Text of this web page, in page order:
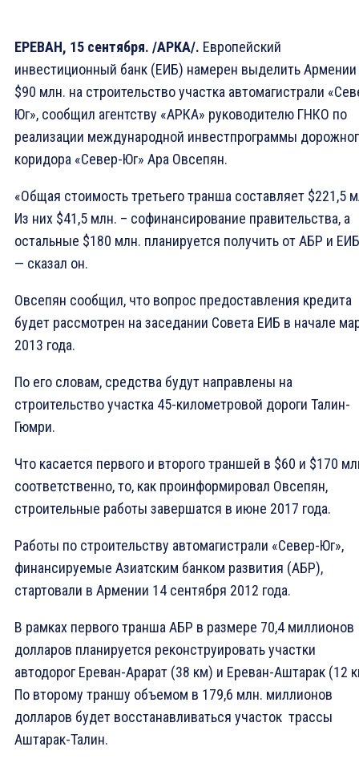
ЕРЕВАН, 15 сентября. /АРКА/. Европейский
инвестиционный банк (ЕИБ) намерен выделить Армении
$90 млн. на строительство участка автомагистрали
Юг», сообщил агентству «АРКА» руководителю ГНКО по
реализации международной инвестпрограммы
коридора «Север-Юг» Ара Овсепян.
«Общая стоимость третьего транша составляет $221,5
Из них $41,5 млн. – софинансирование правительства, а
остальные $180 млн. планируется получить от АБР и
— сказал он.
Овсепян сообщил, что вопрос предоставления кредита
будет рассмотрен на заседании Совета ЕИБ в начале
2013 года.
По его словам, средства будут направлены на
строительство участка 45-километровой дороги Талин-
Гюмри.
Что касается первого и второго траншей в $60 и $170
соответственно, то, как проинформировал Овсепян,
строительные работы завершатся в июне 2017 года.
Работы по строительству автомагистрали «Север-Юг»,
финансируемые Азиатским банком развития (АБР),
стартовали в Армении 14 сентября 2012 года.
В рамках первого транша АБР в размере 70,4 миллионов
долларов планируется реконструировать участки
автодорог Ереван-Арарат (38 км) и Ереван-Аштарак (12
По второму траншу объемом в 179,6 млн. миллионов
долларов будет восстанавливаться участок трассы
Аштарак-Талин.